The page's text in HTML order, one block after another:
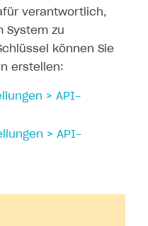
verantwortlich,
System zu
können Sie
erstellen:
> API-
> API-